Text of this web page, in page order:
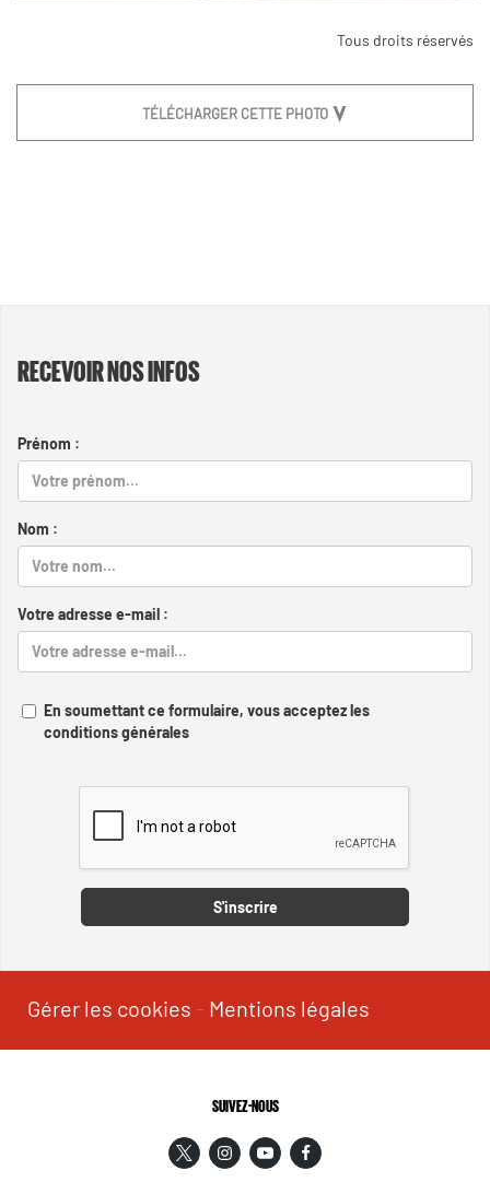
Tous droits réservés
TÉLÉCHARGER CETTE PHOTO
RECEVOIR NOS INFOS
Prénom :
Nom :
Votre adresse e-mail :
En soumettant ce formulaire, vous acceptez les
conditions générales
S'inscrire
Gérer les cookies - Mentions légales
SUIVEZ-NOUS